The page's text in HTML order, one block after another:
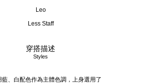
Leo
Less Staff
穿搭描述
Styles
藍、白配色作為主體色調，上身選用了